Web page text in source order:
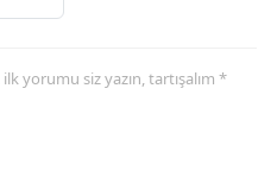
yorumu siz yazın, tartışalım *